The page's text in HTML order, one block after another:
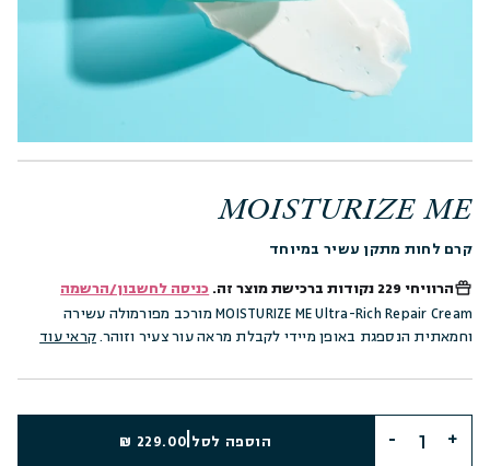
MOISTURIZE ME
קרם לחות מתקן עשיר במיוחד
הרוויחי 229 נקודות ברכישת מוצר זה. כניסה לחשבון/הרשמה
MOISTURIZE ME Ultra-Rich Repair Cream מורכב מפורמולה עשירה
וחמאתית הנספגת באופן מיידי לקבלת מראה עור צעיר וזוהר.קראי עוד
הוספה לסל 229.00 ₪